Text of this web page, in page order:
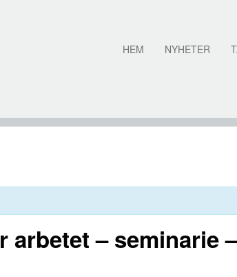
HEM NYHETER
– seminarie